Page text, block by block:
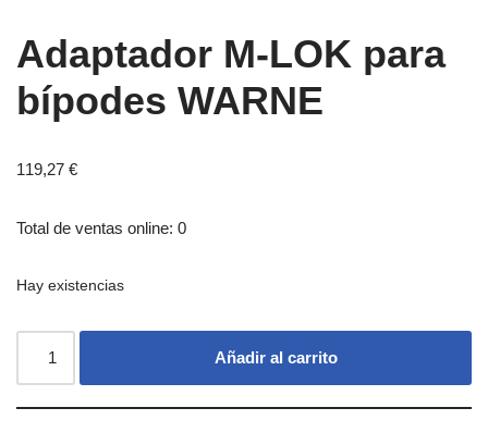
Adaptador M-LOK para
bípodes WARNE
119,27 €
Total de ventas online: 0
Hay existencias
Añadir al carrito